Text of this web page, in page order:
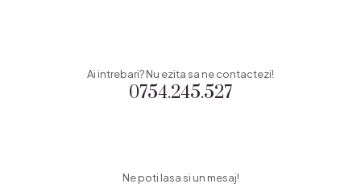
0754.245.527
Ai intrebari? Nu ezita sa ne contactezi!
Ne poti lasa si un mesaj!